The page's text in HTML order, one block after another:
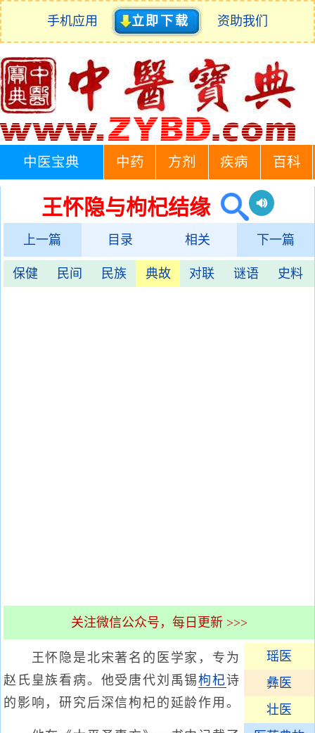
手机应用 立即下载 资助我们
中医宝典 中药 方剂 疾病 百科
王怀隐与枸杞结缘
上一篇 目录 相关 下一篇
保健 民间 民族 典故 对联 谜语 史料
关注微信公众号，每日更新 >>>
瑶医
彝医
壮医
王怀隐是北宋著名的医学家，专为
赵氏皇族看病。他受唐代刘禹锡枸杞诗
的影响，研究后深信枸杞的延龄作用。